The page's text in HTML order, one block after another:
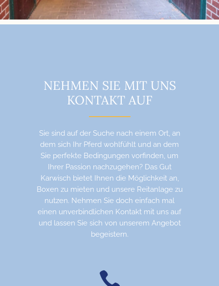
NEHMEN SIE MIT UNS
KONTAKT AUF
Sie sind auf der Suche nach einem Ort, an
dem sich Ihr Pferd wohlfühlt und an dem
Sie perfekte Bedingungen vorfinden, um
Ihrer Passion nachzugehen? Das Gut
Karwisch bietet Ihnen die Möglichkeit an,
Boxen zu mieten und unsere Reitanlage zu
nutzen. Nehmen Sie doch einfach mal
einen unverbindlichen Kontakt mit uns auf
und lassen Sie sich von unserem Angebot
begeistern.